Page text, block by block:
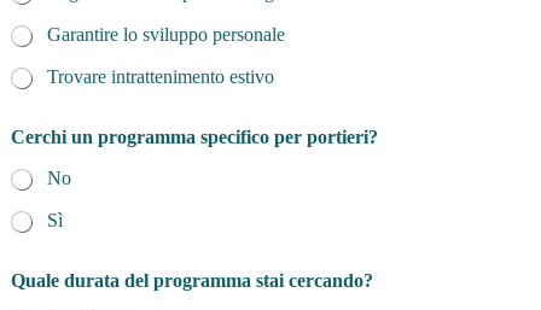
e
m
a
i
Garantire lo sviluppo personale
Trovare intrattenimento estivo
Cerchi un programma specifico per portieri?
No
Sì
Quale durata del programma stai cercando?